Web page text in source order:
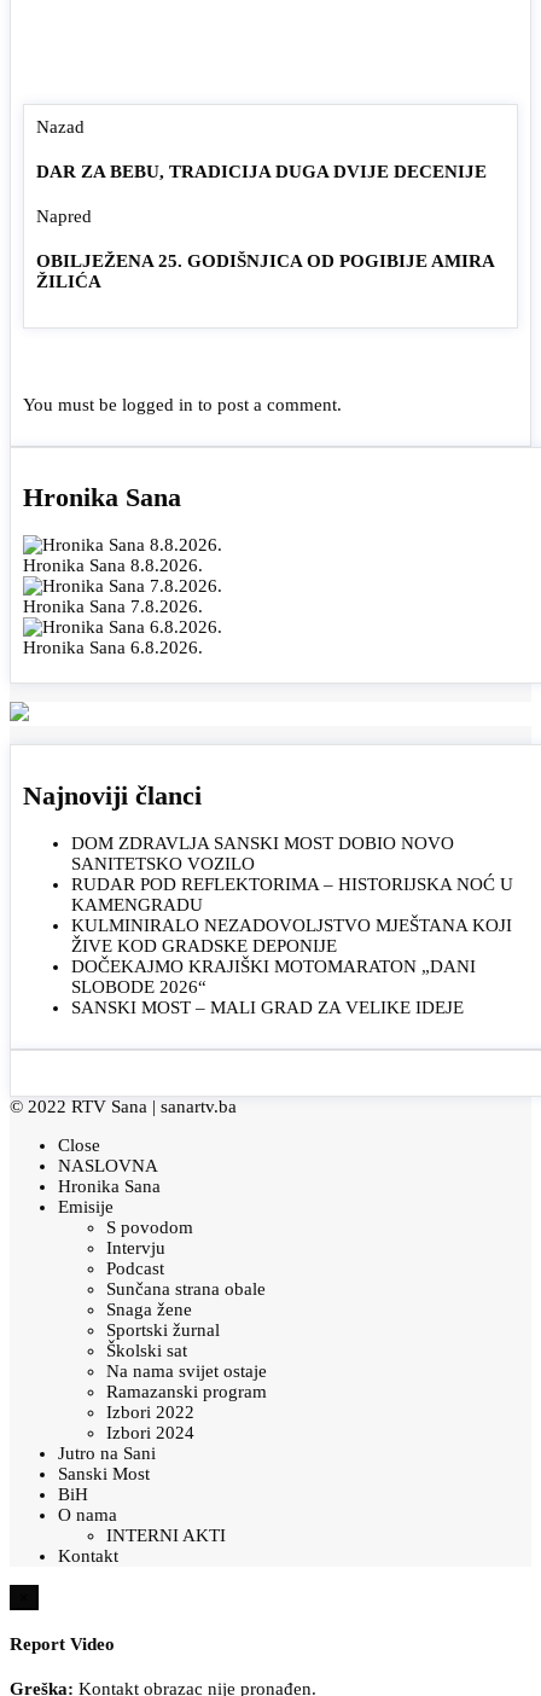
Nazad
DAR ZA BEBU, TRADICIJA DUGA DVIJE DECENIJE
Napred
OBILJEŽENA 25. GODIŠNJICA OD POGIBIJE AMIRA
ŽILIĆA
You must be logged in to post a comment.
Hronika Sana
Hronika Sana 8.8.2026.
Hronika Sana 7.8.2026.
Hronika Sana 6.8.2026.
Najnoviji članci
DOM ZDRAVLJA SANSKI MOST DOBIO NOVO
SANITETSKO VOZILO
RUDAR POD REFLEKTORIMA – HISTORIJSKA NOĆ U
KAMENGRADU
KULMINIRALO NEZADOVOLJSTVO MJEŠTANA KOJI
ŽIVE KOD GRADSKE DEPONIJE
DOČEKAJMO KRAJIŠKI MOTOMARATON „DANI
SLOBODE 2026“
SANSKI MOST – MALI GRAD ZA VELIKE IDEJE
© 2022 RTV Sana | sanartv.ba
Close
NASLOVNA
Hronika Sana
Emisije
S povodom
Intervju
Podcast
Sunčana strana obale
Snaga žene
Sportski žurnal
Školski sat
Na nama svijet ostaje
Ramazanski program
Izbori 2022
Izbori 2024
Jutro na Sani
Sanski Most
BiH
O nama
INTERNI AKTI
Kontakt
Report Video
Greška: Kontakt obrazac nije pronađen.